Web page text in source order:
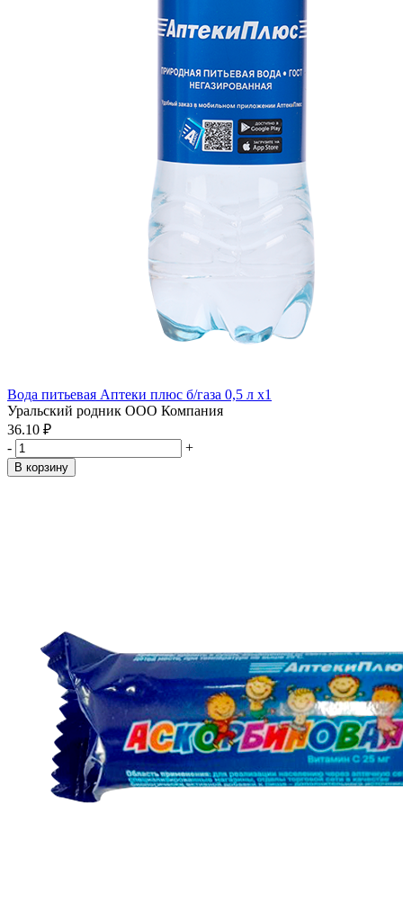
Вода питьевая Аптеки плюс б/газа 0,5 л x1
Уральский родник ООО Компания
36.10 ₽
-
+
В корзину